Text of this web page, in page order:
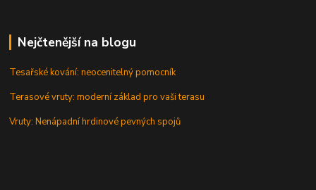
Nejčtenější na blogu
Tesařské kování: neocenitelný pomocník
Terasové vruty: moderní základ pro vaši terasu
Vruty: Nenápadní hrdinové pevných spojů